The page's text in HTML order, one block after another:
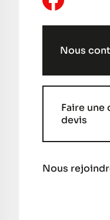
Nous
Faire une
devis
Nous